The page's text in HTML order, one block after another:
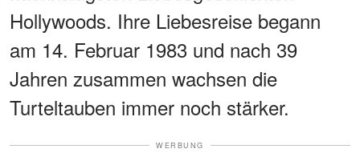
Hollywoods. Ihre Liebesreise begann
am 14. Februar 1983 und nach 39
Jahren zusammen wachsen die
Turteltauben immer noch stärker.
WERBUNG